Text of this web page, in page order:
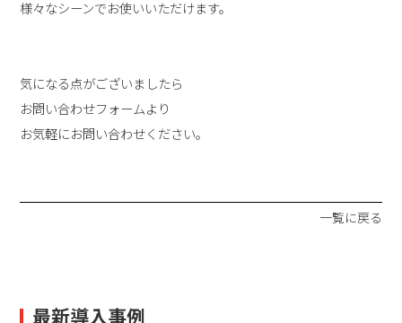
様々なシーンでお使いいただけます。
気になる点がございましたら
お問い合わせフォームより
お気軽にお問い合わせください。
一覧に戻る
最新導入事例